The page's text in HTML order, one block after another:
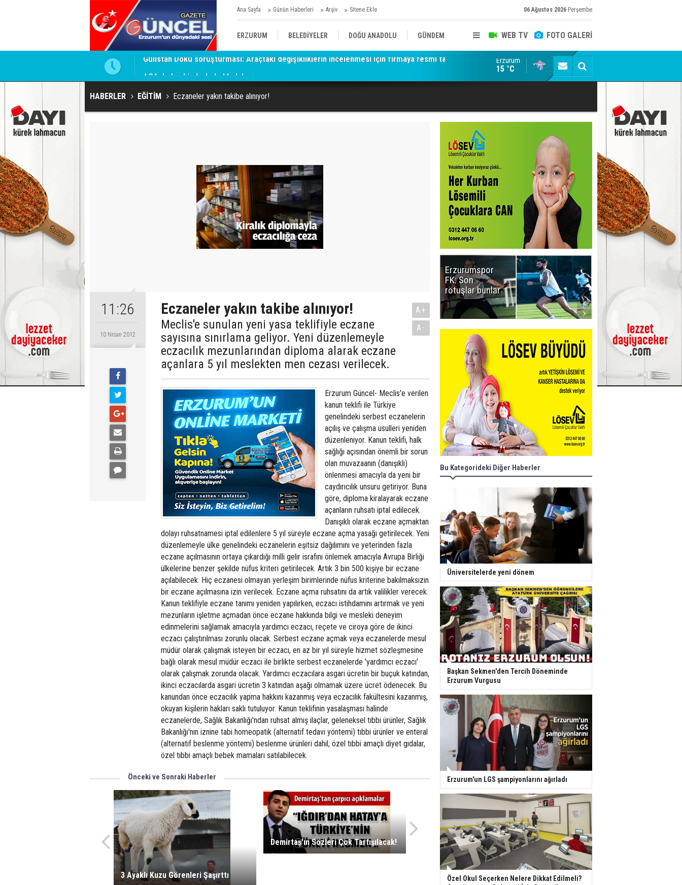
Ana Sayfa Günün Haberleri Arşiv Sitene Ekle 06 Ağustos 2026 Perşembe
WEB TV FOTO GALERİ
ERZURUM BELEDİYELER DOĞU ANADOLU GÜNDEM
SİYASET AFAD/ SAVAŞ
KÜLTÜR/SANAT//MAĞAZİN
için firmaya resmi talimat ACA, bakın kimlerle kol kola! Erzurumspor FK: Son rötuşlar bunlar
Erzurum
15 °C
HABERLER EĞİTİM Eczaneler yakın takibe alınıyor!
11:26
10 Nisan 2012
Eczaneler yakın takibe alınıyor!
Meclis'e sunulan yeni yasa teklifiyle eczane
sayısına sınırlama geliyor. Yeni düzenlemeyle
eczacılık mezunlarından diploma alarak eczane
açanlara 5 yıl meslekten men cezası verilecek.
A+
A-
Erzurum Güncel- Meclis'e verilen
kanun teklifi ile Türkiye
genelindeki serbest eczanelerin
açılış ve çalışma usulleri yeniden
düzenleniyor. Kanun teklifi, halk
sağlığı açısından önemli bir sorun
olan muvazaanın (danışıklı)
önlenmesi amacıyla da yeni bir
caydırıcılık unsuru getiriyor. Buna
göre, diploma kiralayarak eczane
açanların ruhsatı iptal edilecek.
Danışıklı olarak eczane açmaktan
dolayı ruhsatnamesi iptal edilenlere 5 yıl süreyle eczane açma yasağı getirilecek. Yeni
düzenlemeyle ülke genelindeki eczanelerin eşitsiz dağılımını ve yeterinden fazla
eczane açılmasının ortaya çıkardığı milli gelir israfını önlemek amacıyla Avrupa Birliği
ülkelerine benzer şekilde nüfus kriteri getirilecek. Artık 3 bin 500 kişiye bir eczane
açılabilecek. Hiç eczanesi olmayan yerleşim birimlerinde nüfus kriterine bakılmaksızın
bir eczane açılmasına izin verilecek. Eczane açma ruhsatını da artık valilikler verecek.
Kanun teklifiyle eczane tanımı yeniden yapılırken, eczacı istihdamını artırmak ve yeni
mezunların işletme açmadan önce eczane hakkında bilgi ve mesleki deneyim
edinmelerini sağlamak amacıyla yardımcı eczacı, reçete ve ciroya göre de ikinci
eczacı çalıştırılması zorunlu olacak. Serbest eczane açmak veya eczanelerde mesul
müdür olarak çalışmak isteyen bir eczacı, en az bir yıl süreyle hizmet sözleşmesine
bağlı olarak mesul müdür eczacı ile birlikte serbest eczanelerde 'yardımcı eczacı'
olarak çalışmak zorunda olacak. Yardımcı eczacılara asgari ücretin bir buçuk katından,
ikinci eczacılarda asgari ücretin 3 katından aşağı olmamak üzere ücret ödenecek. Bu
kanundan önce eczacılık yapma hakkını kazanmış veya eczacılık fakültesini kazanmış,
okuyan kişilerin hakları saklı tutuluyor. Kanun teklifinin yasalaşması halinde
eczanelerde, Sağlık Bakanlığı'ndan ruhsat almış ilaçlar, geleneksel tıbbi ürünler, Sağlık
Bakanlığı'nın iznine tabi homeopatik (alternatif tedavi yöntemi) tıbbi ürünler ve enteral
(alternatif beslenme yöntemi) beslenme ürünleri dahil, özel tıbbi amaçlı diyet gıdalar,
özel tıbbi amaçlı bebek mamaları satılabilecek.
Önceki ve Sonraki Haberler
3 Ayaklı Kuzu Görenleri Şaşırttı
Demirtaş'ın Sözleri Çok Tartışılacak!
Erzurumspor
FK: Son
rötuşlar bunlar
Bu Kategorideki Diğer Haberler
Üniversitelerde yeni dönem
Başkan Sekmen'den Tercih Döneminde
Erzurum Vurgusu
Erzurum'un LGS şampiyonlarını ağırladı
Özel Okul Seçerken Nelere Dikkat Edilmeli?